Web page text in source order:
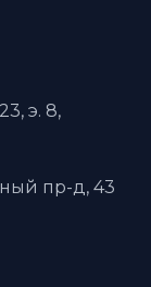
э. 8,
пр-д, 43